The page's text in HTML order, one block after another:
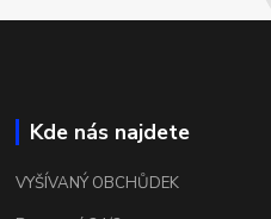
Kde nás najdete
VYŠÍVANÝ OBCHŮDEK